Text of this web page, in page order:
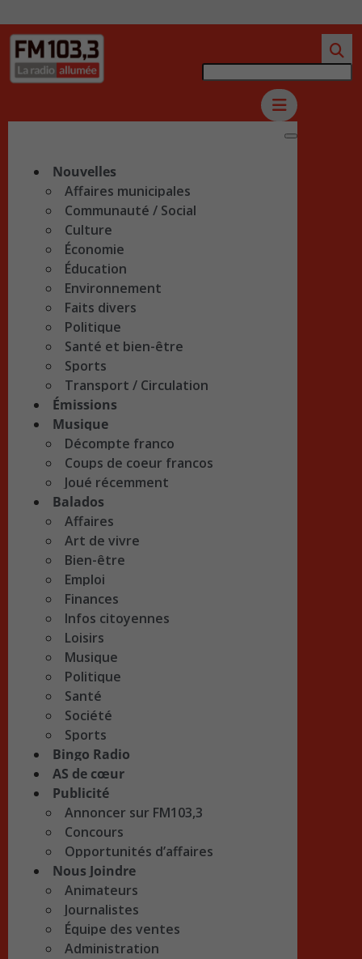
Nouvelles
Affaires municipales
Communauté / Social
Culture
Économie
Éducation
Environnement
Faits divers
Politique
Santé et bien-être
Sports
Transport / Circulation
Émissions
Musique
Décompte franco
Coups de coeur francos
Joué récemment
Balados
Affaires
Art de vivre
Bien-être
Emploi
Finances
Infos citoyennes
Loisirs
Musique
Politique
Santé
Société
Sports
Bingo Radio
AS de cœur
Publicité
Annoncer sur FM103,3
Concours
Opportunités d’affaires
Nous Joindre
Animateurs
Journalistes
Équipe des ventes
Administration